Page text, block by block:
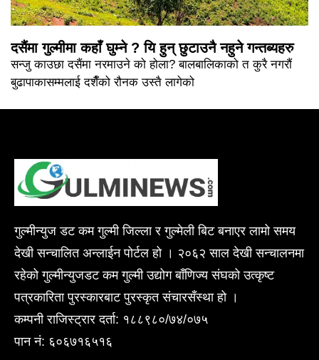
दसैंमा गुल्मीमा कहाँ घुम्ने ? यि हुन् छुटाउनै नहुने गन्तब्यहरु
सन्जु काउछा दसैंमा नरमाउने को होला? बालबालिकाको त कुरै नगरौं
बुढापाकासम्मलाई दशैँको रौनक उस्तै लागेको
गुल्मीन्युज डट कम गुल्मी जिल्ला र गुल्मेली बिट बनाएर लामो समय
देखी सन्चालित अन्लाईन पोर्टल हो । २०६२ साल देखी सन्चालनमा
रहेको गुल्मीन्युजडट कम गुल्मी उद्योग बाँणिज्य संघको उत्कृष्ट
पत्रकारिता पुरस्कारबाट पुरस्कृत संचारसँस्था हो ।
कम्पनी राजिस्ट्रार दर्ता: १८८९८०/७४/०७५
पान नं: ६०६७१६५१६